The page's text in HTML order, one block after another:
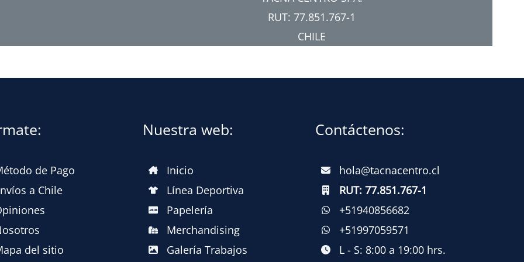
RUT: 77.851.767-1
CHILE
de Pago
a Chile
del sitio
Nuestra web:
Inicio
Línea Deportiva
Papelería
Merchandising
Galería Trabajos
Contáctenos:
hola@tacnacentro.cl
RUT: 77.851.767-1
+51940856682
+51997059571
L - S: 8:00 a 19:00 hrs.